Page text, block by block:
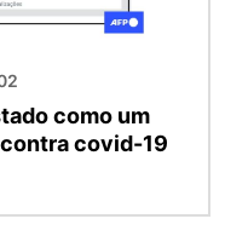
como um
covid-19